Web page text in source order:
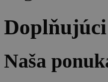
Naša